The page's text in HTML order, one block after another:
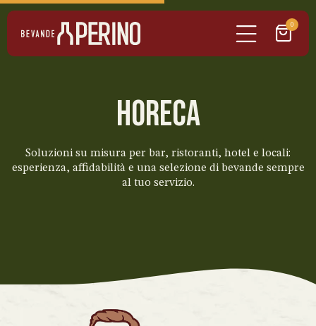
0
Horeca
Soluzioni su misura per bar, ristoranti, hotel e locali:
esperienza, affidabilità e una selezione di bevande sempre
al tuo servizio.